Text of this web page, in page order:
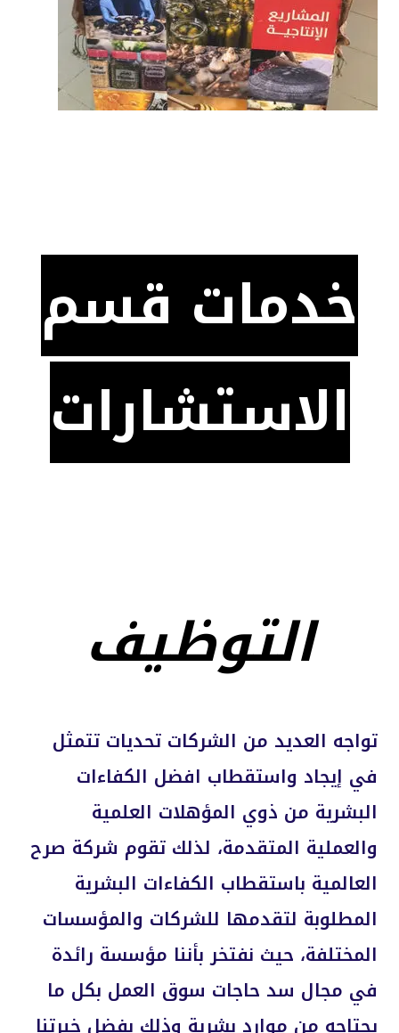
خدمات قسم
الاستشارات
التوظيف
تواجه العديد من الشركات تحديات تتمثل
في إيجاد واستقطاب افضل الكفاءات
البشرية من ذوي المؤهلات العلمية
والعملية المتقدمة، لذلك تقوم شركة صرح
العالمية باستقطاب الكفاءات البشرية
المطلوبة لتقدمها للشركات والمؤسسات
المختلفة، حيث نفتخر بأننا مؤسسة رائدة
في مجال سد حاجات سوق العمل بكل ما
يحتاجه من موارد بشرية وذلك بفضل خبرتنا